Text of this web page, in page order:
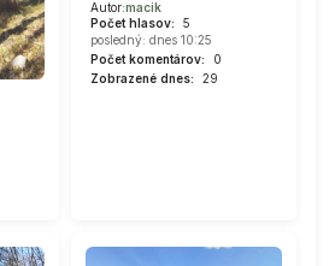
Autor:macik
Počet hlasov:
5
posledný: dnes 10:25
Počet komentárov:
0
Zobrazené dnes:
29